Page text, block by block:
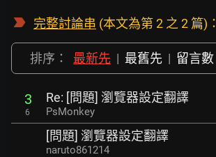
完整討論串 (本文為第 2 之 2 篇)：
排序： 最新先 | 最舊先 | 留言數
3
6
Re: [問題] 瀏覽器設定翻譯
PsMonkey
[問題] 瀏覽器設定翻譯
naruto861214